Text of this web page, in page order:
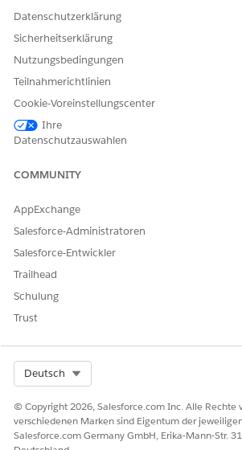
Gruppenklasse" jeden
mit einem Vertragsgruppenplan,
Produktkategorie für
Vertragsgruppenplan zur Berechnung
Arbeitgeberbeitragsbetrags
"Gruppenleistungen" angeben,
Vertragsgruppenplan, wird "Produkt"
Berechnung berücksichtigt.
Gruppenklassen sind Gruppen von
ähnliche Vorteile erhalten. Beispiele für
sind Führungskräfte, Manager und
Gruppenklassenbeiträge enthalten
Leistungen, die der Arbeitgeber für
Datenschutzerklärung
Sicherheitserklärung
Nutzungsbedingungen
Teilnahmerichtlinien
Cookie-Voreinstellungscenter
Ihre
Datenschutzauswahlen
COMMUNITY
AppExchange
Salesforce-Administratoren
Salesforce-Entwickler
Trailhead
Schulung
Trust
Deutsch
© Copyright 2026, Salesforce.com Inc. Alle Rechte
verschiedenen Marken sind Eigentum der
Salesforce.com Germany GmbH, Erika-Mann-Str.